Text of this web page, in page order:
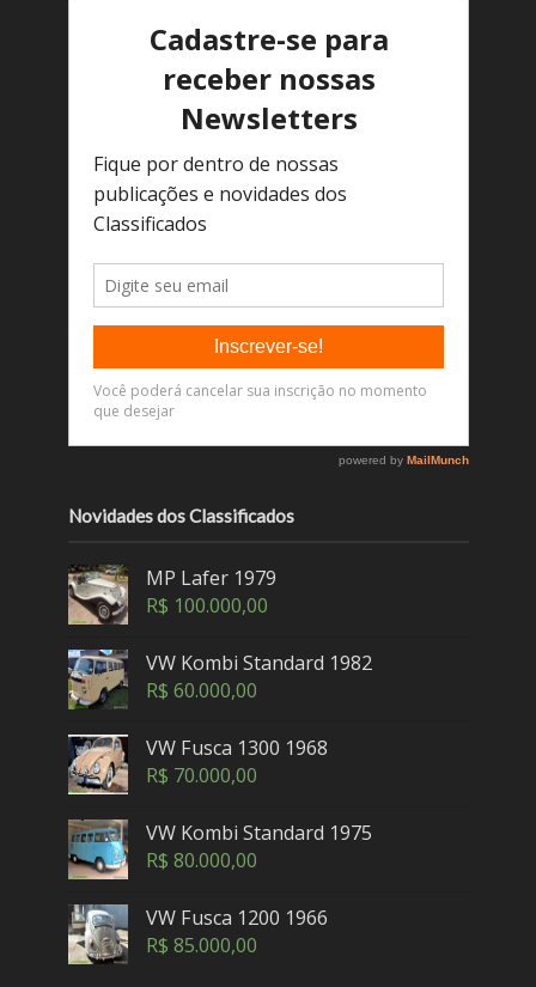
Novidades dos Classificados
MP Lafer 1979
R$ 100.000,00
VW Kombi Standard 1982
R$ 60.000,00
VW Fusca 1300 1968
R$ 70.000,00
VW Kombi Standard 1975
R$ 80.000,00
VW Fusca 1200 1966
R$ 85.000,00